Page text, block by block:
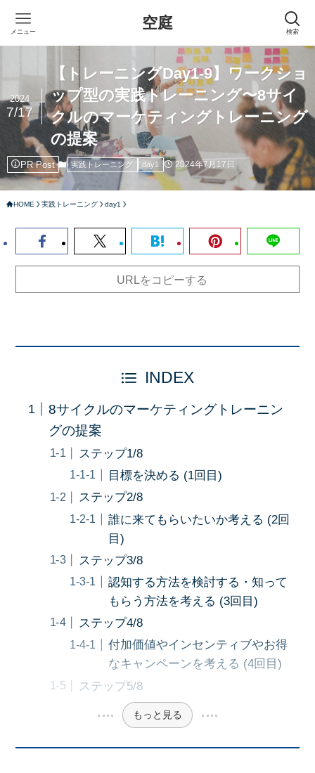
空庭 検索
メニュー
【トレーニングDay1-9】ワークショ
ップ型の実践トレーニング〜8サイ
クルのマーケティングトレーニング
の提案
2024
7/17
PR Post 実践トレーニング day1 2024年7月17日
HOME 実践トレーニング day1
URLをコピーする
INDEX
8サイクルのマーケティングトレーニン
グの提案
ステップ1/8
目標を決める (1回目)
ステップ2/8
誰に来てもらいたいか考える (2回
目)
ステップ3/8
認知する方法を検討する・知って
もらう方法を考える (3回目)
ステップ4/8
付加価値やインセンティブやお得
なキャンペーンを考える (4回目)
ステップ5/8
もっと見る